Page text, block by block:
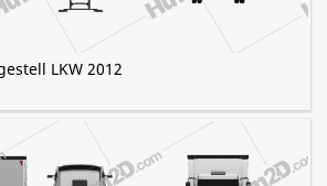
LKW 2012